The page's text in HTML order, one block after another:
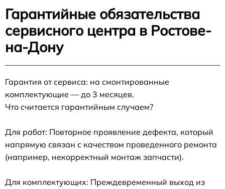
Гарантийные обязательства
сервисного центра в Ростове-
на-Дону
Гарантия от сервиса: на смонтированные
комплектующие — до 3 месяцев.
Что считается гарантийным случаем?
Для работ: Повторное проявление дефекта, который
напрямую связан с качеством проведенного ремонта
(например, некорректный монтаж запчасти).
Для комплектующих: Преждевременный выход из